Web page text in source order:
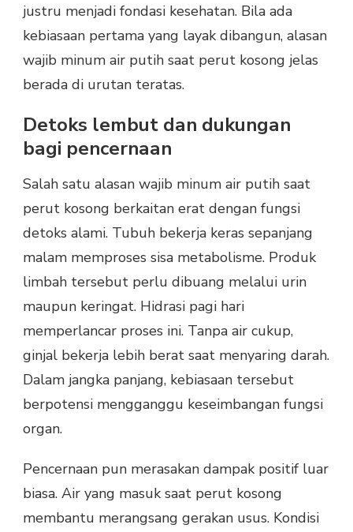
justru menjadi fondasi kesehatan. Bila ada
kebiasaan pertama yang layak dibangun, alasan
wajib minum air putih saat perut kosong jelas
berada di urutan teratas.
Detoks lembut dan dukungan
bagi pencernaan
Salah satu alasan wajib minum air putih saat
perut kosong berkaitan erat dengan fungsi
detoks alami. Tubuh bekerja keras sepanjang
malam memproses sisa metabolisme. Produk
limbah tersebut perlu dibuang melalui urin
maupun keringat. Hidrasi pagi hari
memperlancar proses ini. Tanpa air cukup,
ginjal bekerja lebih berat saat menyaring darah.
Dalam jangka panjang, kebiasaan tersebut
berpotensi mengganggu keseimbangan fungsi
organ.
Pencernaan pun merasakan dampak positif luar
biasa. Air yang masuk saat perut kosong
membantu merangsang gerakan usus. Kondisi